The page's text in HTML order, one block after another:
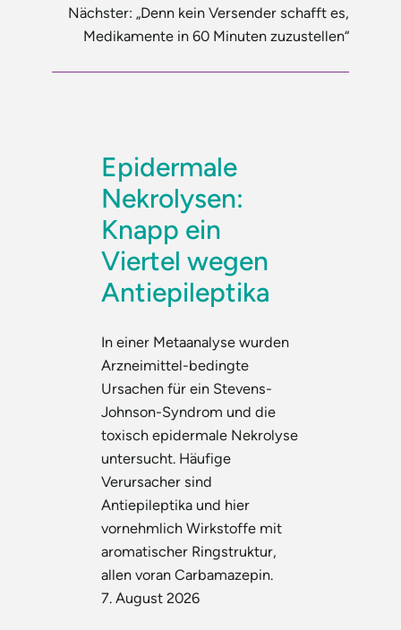
Nächster: „Denn kein Versender schafft es,
Medikamente in 60 Minuten zuzustellen“
Epidermale
Nekrolysen:
Knapp ein
Viertel wegen
Antiepileptika
In einer Metaanalyse wurden
Arzneimittel-bedingte
Ursachen für ein Stevens-
Johnson-Syndrom und die
toxisch epidermale Nekrolyse
untersucht. Häufige
Verursacher sind
Antiepileptika und hier
vornehmlich Wirkstoffe mit
aromatischer Ringstruktur,
allen voran Carbamazepin.
7. August 2026